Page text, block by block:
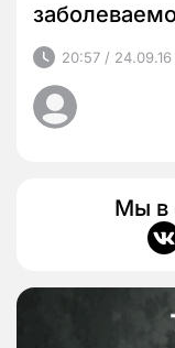
20:57 / 24.09.16
Мы в